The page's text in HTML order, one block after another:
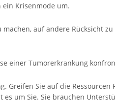
Krisenmode um.
auf andere Rücksicht
einer Tumorerkrankung
Greifen Sie auf die
es um Sie. Sie brauchen